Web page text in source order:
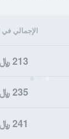
الإجمالي في
213 ﷼
235 ﷼
241 ﷼